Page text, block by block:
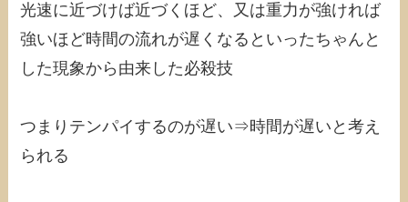
光速に近づけば近づくほど、又は重力が強ければ
強いほど時間の流れが遅くなるといったちゃんと
した現象から由来した必殺技
つまりテンパイするのが遅い⇒時間が遅いと考え
られる